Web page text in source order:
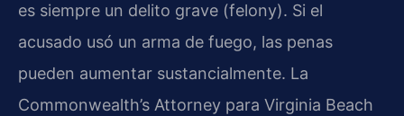
es siempre un delito grave (felony). Si el
acusado usó un arma de fuego, las penas
pueden aumentar sustancialmente. La
Commonwealth’s Attorney para Virginia Beach